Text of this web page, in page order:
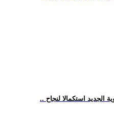
الجديد استكمالا لنجاح